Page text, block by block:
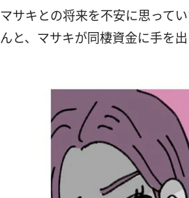
マサキとの将来を不安に思って
んと、マサキが同棲資金に手を